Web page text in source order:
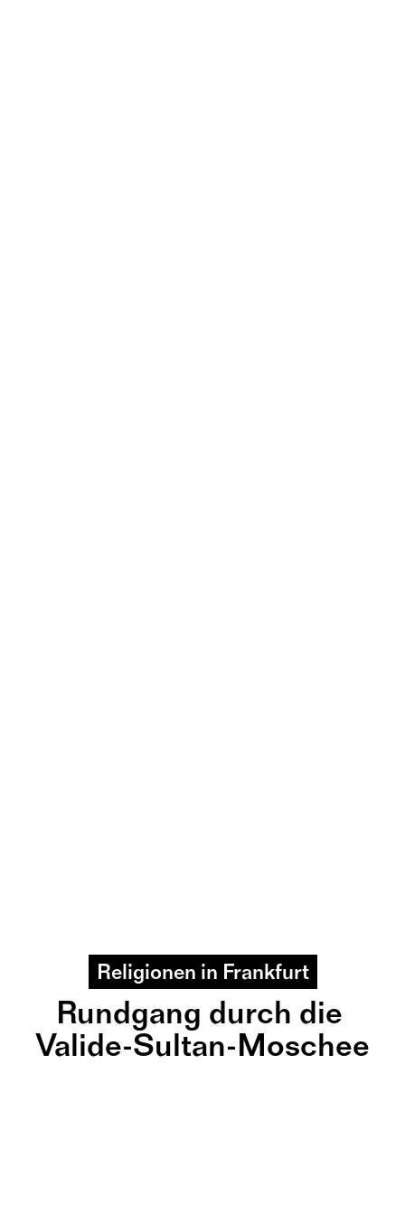
Religionen in Frankfurt
Rundgang durch die
Valide-Sultan-Moschee